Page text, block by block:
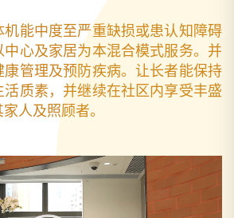
机能中度至严重缺损或患认知障碍
心及家居为本混合模式服务。并
管理及预防疾病。让长者能保持
活质素，并继续在社区内享受丰盛
人及照顾者。